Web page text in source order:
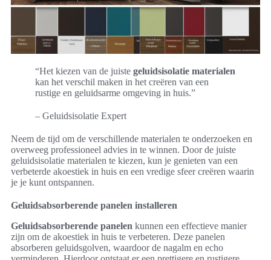
“Het kiezen van de juiste geluidsisolatie materialen
kan het verschil maken in het creëren van een
rustige en geluidsarme omgeving in huis.”
– Geluidsisolatie Expert
Neem de tijd om de verschillende materialen te onderzoeken en
overweeg professioneel advies in te winnen. Door de juiste
geluidsisolatie materialen te kiezen, kun je genieten van een
verbeterde akoestiek in huis en een vredige sfeer creëren waarin
je je kunt ontspannen.
Geluidsabsorberende panelen installeren
Geluidsabsorberende panelen kunnen een effectieve manier
zijn om de akoestiek in huis te verbeteren. Deze panelen
absorberen geluidsgolven, waardoor de nagalm en echo